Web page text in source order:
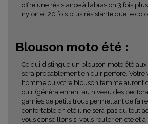
offre une résistance à l’abrasion 3 fois
nylon et 20 fois plus résistante que le
Blouson moto été :
Ce qui distingue un blouson moto été aux
sera probablement en cuir perforé. Votre
homme ou votre blouson femme auront
cuir (généralement au niveau des
garnies de petits trous permettant de faire
confortable en été il ne sera pas du tout
vous conseillons si vous rouler en été et